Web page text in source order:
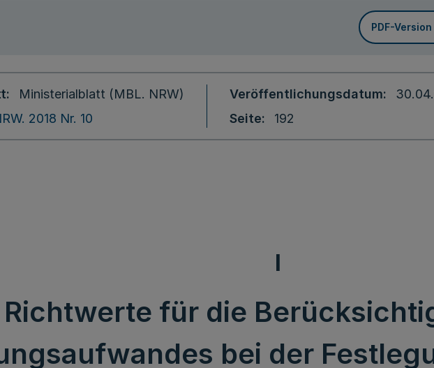
PDF-
Ministerialblatt (MBL. NRW)
2018 Nr. 10
Veröffentlichungsdatum
Seite
192
I
Richtwerte für die
bei der